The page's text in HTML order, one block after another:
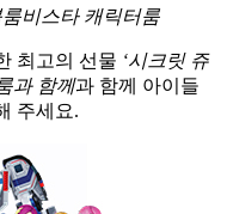
비스타 캐릭터룸
최고의 선물 ‘시크릿 쥬
과 함께과 함께 아이들
주세요.